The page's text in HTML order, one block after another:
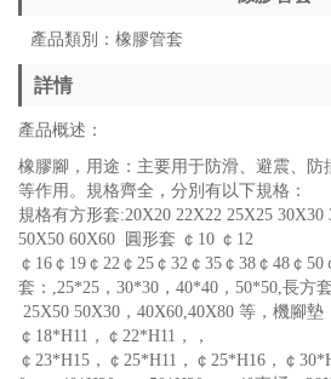
產品類別：橡膠管套
詳情
產品概述：
橡膠腳，用途：主要用于防滑、避震、防
等作用。規格齊全，分別有以下規格：
規格有方形套:20X20 22X22 25X25 30X30
50X50 60X60 圓形套 ￠10 ￠12
￠16￠19￠22￠25￠32￠35￠38￠48￠50
套：,25*25，30*30，40*40，50*50,長方
25X50 50X30，40X60,40X80 等，機腳墊
￠18*H11，￠22*H11，，
￠23*H15，￠25*H11，￠25*H16，￠